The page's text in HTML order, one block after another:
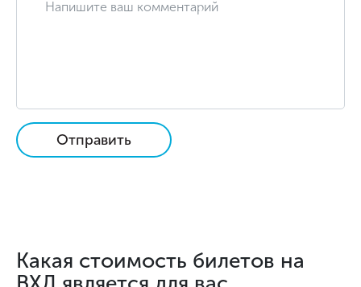
Отправить
Какая стоимость билетов на